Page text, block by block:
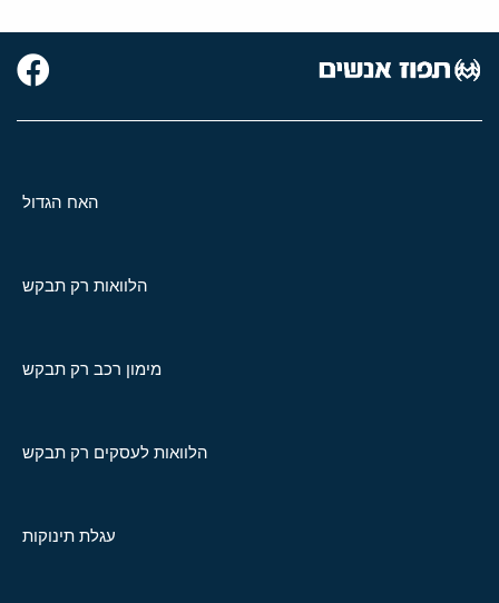
האח הגדול
הלוואות רק תבקש
מימון רכב רק תבקש
הלוואות לעסקים רק תבקש
עגלת תינוקות